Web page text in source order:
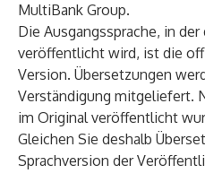
MultiBank Group.
Die Ausgangssprache, in
veröffentlicht wird, ist die
Version. Übersetzungen
Verständigung mitgeliefert.
im Original veröffentlicht
Gleichen Sie deshalb
Sprachversion der